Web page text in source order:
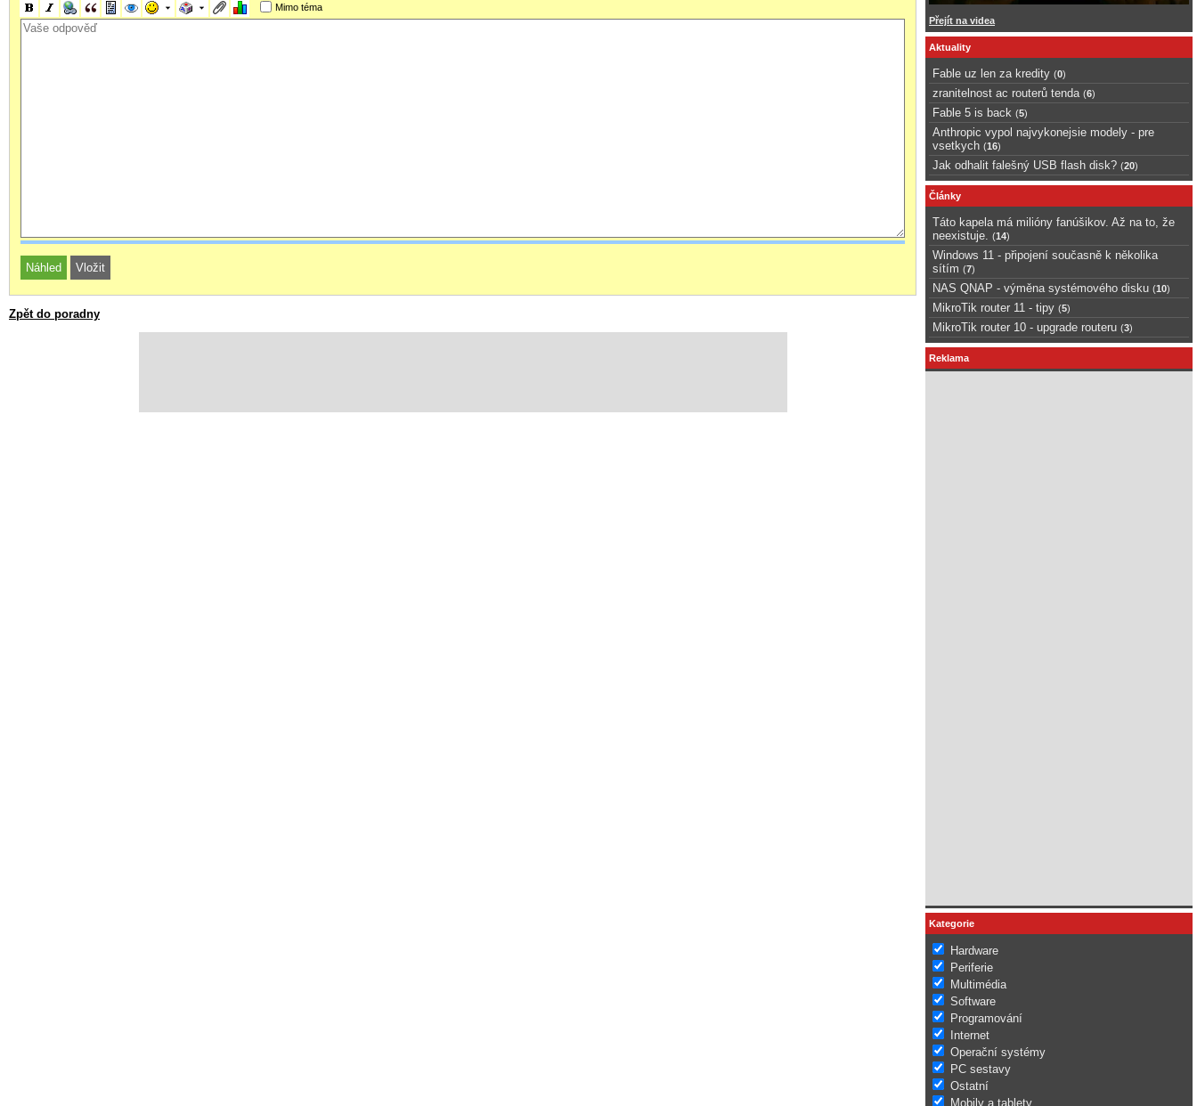
Mimo téma
Zpět do poradny
Přejít na videa
Aktuality
Fable uz len za kredity (0)
zranitelnost ac routerů tenda (6)
Fable 5 is back (5)
Anthropic vypol najvykonejsie modely - pre
vsetkych (16)
Jak odhalit falešný USB flash disk? (20)
Články
Táto kapela má milióny fanúšikov. Až na to, že
neexistuje.
(14)
Windows 11 - připojení současně k několika
sítím (7)
NAS QNAP - výměna systémového disku (10)
MikroTik router 11 - tipy (5)
MikroTik router 10 - upgrade routeru (3)
Reklama
Kategorie
Hardware
Periferie
Multimédia
Software
Programování
Internet
Operační systémy
PC sestavy
Ostatní
Mobily a tablety